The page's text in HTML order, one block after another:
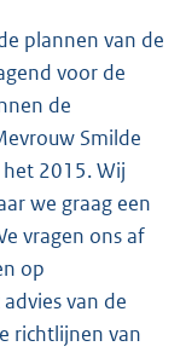
plannen van de
voor de
de
Smilde
2015. Wij
we graag een
vragen ons af
op
van de
richtlijnen van